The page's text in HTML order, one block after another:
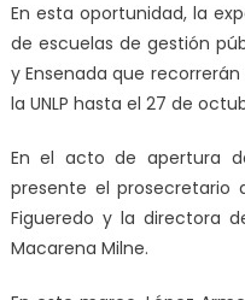
En esta oportunidad, la
de escuelas de gestión
y Ensenada que
la UNLP hasta el 27 de
En el acto de apertura
presente el prosecretario
Figueredo y la directora
Macarena Milne.